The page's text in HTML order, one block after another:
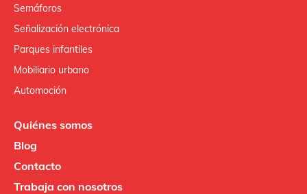
Semáforos
Señalización electrónica
Parques infantiles
Mobiliario urbano
Automoción
Quiénes somos
Blog
Contacto
Trabaja con nosotros